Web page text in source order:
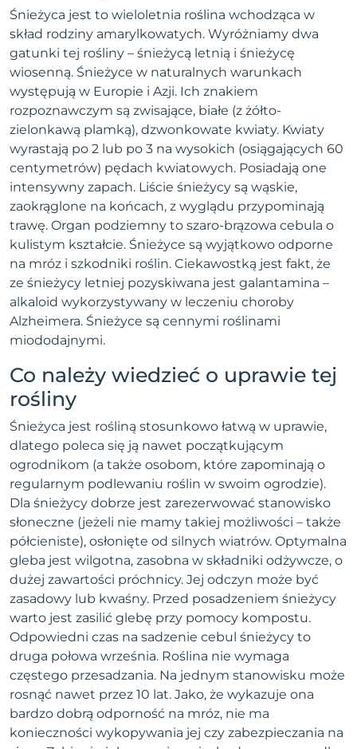
Śnieżyca jest to wieloletnia roślina wchodząca w
skład rodziny amarylkowatych. Wyróżniamy dwa
gatunki tej rośliny – śnieżycą letnią i śnieżycę
wiosenną. Śnieżyce w naturalnych warunkach
występują w Europie i Azji. Ich znakiem
rozpoznawczym są zwisające, białe (z żółto-
zielonkawą plamką), dzwonkowate kwiaty. Kwiaty
wyrastają po 2 lub po 3 na wysokich (osiągających 60
centymetrów) pędach kwiatowych. Posiadają one
intensywny zapach. Liście śnieżycy są wąskie,
zaokrąglone na końcach, z wyglądu przypominają
trawę. Organ podziemny to szaro-brązowa cebula o
kulistym kształcie. Śnieżyce są wyjątkowo odporne
na mróz i szkodniki roślin. Ciekawostką jest fakt, że
ze śnieżycy letniej pozyskiwana jest galantamina –
alkaloid wykorzystywany w leczeniu choroby
Alzheimera. Śnieżyce są cennymi roślinami
miododajnymi.
Co należy wiedzieć o uprawie tej
rośliny
Śnieżyca jest rośliną stosunkowo łatwą w uprawie,
dlatego poleca się ją nawet początkującym
ogrodnikom (a także osobom, które zapominają o
regularnym podlewaniu roślin w swoim ogrodzie).
Dla śnieżycy dobrze jest zarezerwować stanowisko
słoneczne (jeżeli nie mamy takiej możliwości – także
półcieniste), osłonięte od silnych wiatrów. Optymalna
gleba jest wilgotna, zasobna w składniki odżywcze, o
dużej zawartości próchnicy. Jej odczyn może być
zasadowy lub kwaśny. Przed posadzeniem śnieżycy
warto jest zasilić glebę przy pomocy kompostu.
Odpowiedni czas na sadzenie cebul śnieżycy to
druga połowa września. Roślina nie wymaga
częstego przesadzania. Na jednym stanowisku może
rosnąć nawet przez 10 lat. Jako, że wykazuje ona
bardzo dobrą odporność na mróz, nie ma
konieczności wykopywania jej czy zabezpieczania na